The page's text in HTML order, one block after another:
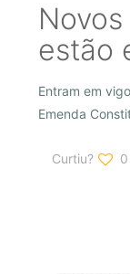
estão
Entram em
Emenda
Curtiu? 0